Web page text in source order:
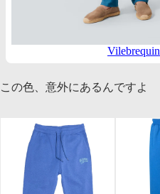
Vilebrequin
この色、意外にあるんですよ